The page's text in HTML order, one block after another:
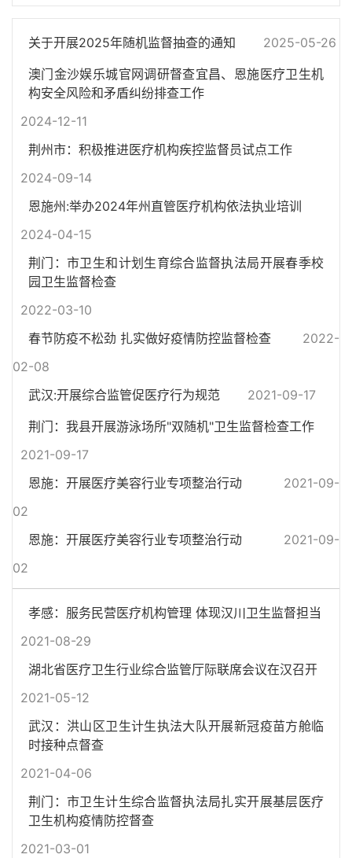
关于开展2025年随机监督抽查的通知
2025-05-26
澳门金沙娱乐城官网调研督查宜昌、恩施医疗卫生机
构安全风险和矛盾纠纷排查工作
2024-12-11
荆州市：积极推进医疗机构疾控监督员试点工作
2024-09-14
恩施州:举办2024年州直管医疗机构依法执业培训
2024-04-15
荆门：市卫生和计划生育综合监督执法局开展春季校
园卫生监督检查
2022-03-10
春节防疫不松劲 扎实做好疫情防控监督检查
2022-
02-08
武汉:开展综合监管促医疗行为规范
2021-09-17
荆门：我县开展游泳场所"双随机"卫生监督检查工作
2021-09-17
恩施：开展医疗美容行业专项整治行动
2021-09-
02
恩施：开展医疗美容行业专项整治行动
2021-09-
02
孝感：服务民营医疗机构管理 体现汉川卫生监督担当
2021-08-29
湖北省医疗卫生行业综合监管厅际联席会议在汉召开
2021-05-12
武汉：洪山区卫生计生执法大队开展新冠疫苗方舱临
时接种点督查
2021-04-06
荆门：市卫生计生综合监督执法局扎实开展基层医疗
卫生机构疫情防控督查
2021-03-01